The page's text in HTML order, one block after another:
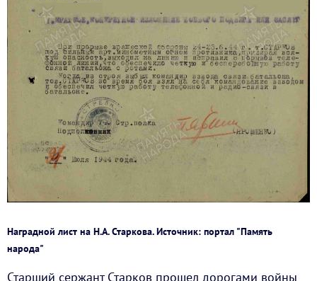
Наградной лист на Н.А. Старкова. Источник: портал "Память
народа"
Старший сержант Старков прошел дорогами войны